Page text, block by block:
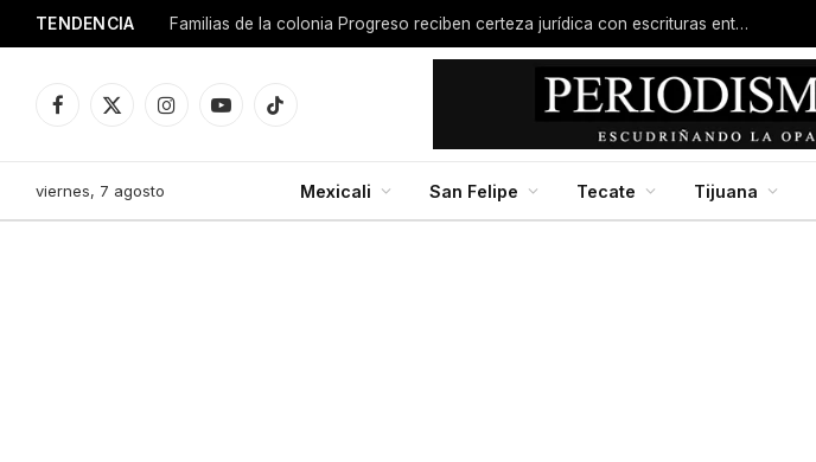
TENDENCIA Familias de la colonia Progreso reciben certeza jurídica con escrituras entregadas por Dip. Molina
Facebook
X
InstagramYouTubeTikTok
viernes, 7 agosto Mexicali San Felipe Tecate Tijuana